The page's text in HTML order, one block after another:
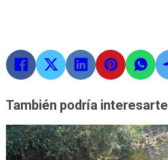
También podría interesarte